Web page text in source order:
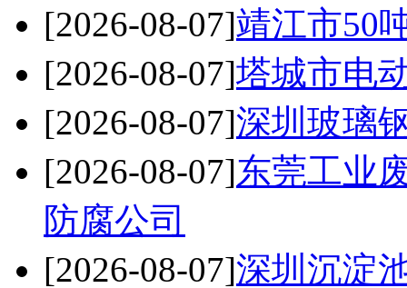
[2026-08-07]靖江市50
[2026-08-07]塔城市电
[2026-08-07]深圳玻璃
[2026-08-07]东莞工业
防腐公司
[2026-08-07]深圳沉淀